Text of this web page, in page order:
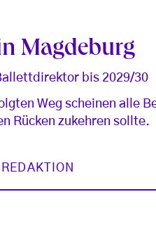
Magdeburg
bis 2029/30
Weg scheinen alle
Rücken zukehren sollte.